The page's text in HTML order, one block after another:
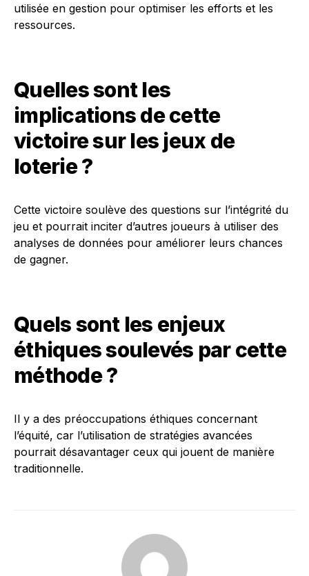
utilisée en gestion pour optimiser les efforts et les
ressources.
Quelles sont les
implications de cette
victoire sur les jeux de
loterie ?
Cette victoire soulève des questions sur l’intégrité du
jeu et pourrait inciter d’autres joueurs à utiliser des
analyses de données pour améliorer leurs chances
de gagner.
Quels sont les enjeux
éthiques soulevés par cette
méthode ?
Il y a des préoccupations éthiques concernant
l’équité, car l’utilisation de stratégies avancées
pourrait désavantager ceux qui jouent de manière
traditionnelle.